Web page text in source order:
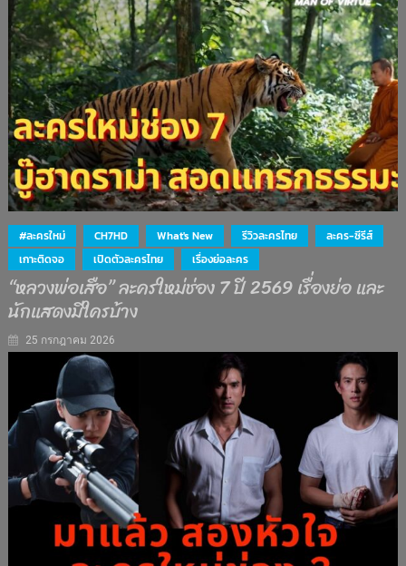
#ละครใหม่ CH7HD What's New รีวิวละครไทย
ละคร-ซีรีส์
เกาะติดจอ
เปิดตัวละครไทย เรื่องย่อละคร
“หลวงพ่อเสือ” ละครใหม่ช่อง 7 ปี 2569 เรื่องย่อ และ
นักแสดงมีใครบ้าง
25 กรกฎาคม 2026